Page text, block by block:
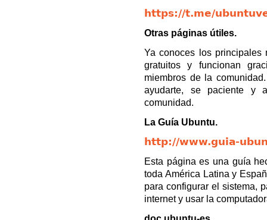
https://t.me/
Otras páginas útiles.
Ya conoces los principales
gratuitos y funcionan
miembros de la
ayudarte, se paciente y
comunidad.
La Guía Ubuntu.
http://www.guia-
Esta página es una guía
toda América Latina y
para configurar el sistema,
internet y usar la